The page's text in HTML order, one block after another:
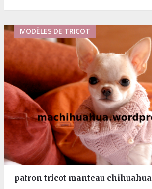
MODÈLES DE TRICOT
patron tricot manteau chihuahua